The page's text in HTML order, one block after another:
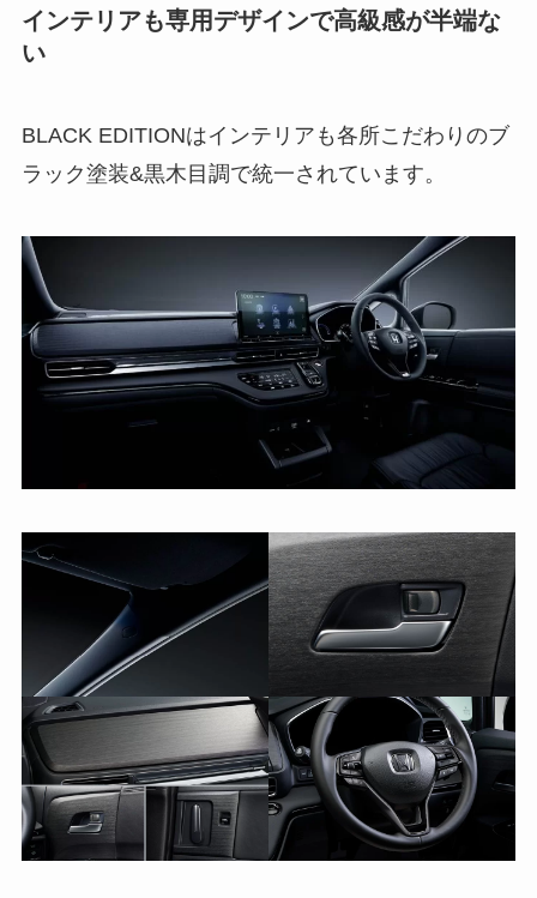
インテリアも専用デザインで高級感が半端な
い
BLACK EDITIONはインテリアも各所こだわりのブ
ラック塗装&黒木目調で統一されています。